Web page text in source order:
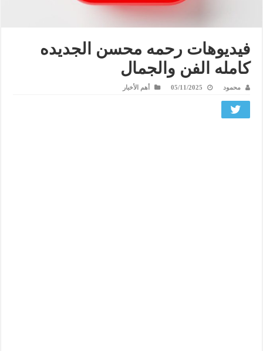
فيديوهات رحمه محسن الجديده
كامله الفن والجمال
محمود 05/11/2025 أهم الأخبار